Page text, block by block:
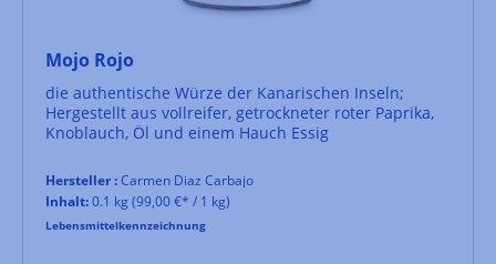
Mojo Rojo
die authentische Würze der Kanarischen Inseln;
Hergestellt aus vollreifer, getrockneter roter Paprika,
Knoblauch, Öl und einem Hauch Essig
Hersteller :Carmen Diaz Carbajo
Inhalt:0.1 kg (99,00 €* / 1 kg)
Lebensmittelkennzeichnung